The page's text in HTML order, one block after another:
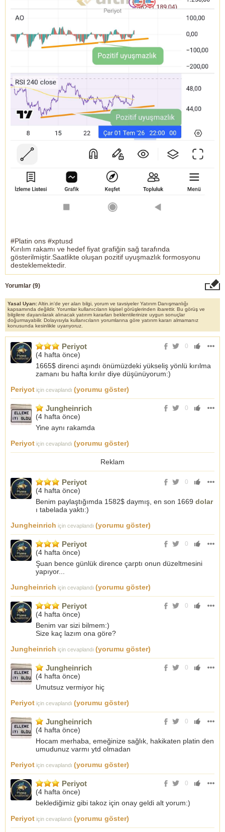
#Platin ons #xptusd
Kırılım rakamı ve hedef fiyat grafiğin sağ tarafında
gösterilmiştir.Saatlikte oluşan pozitif uyuşmazlık formosyonu
desteklemektedir.
Yorumlar (9)
Yasal Uyarı:Altin.in'de yer alan bilgi, yorum ve tavsiyeler Yatırım Danışmanlığı
kapsamında değildir. Yorumlar kullanıcıların kişisel görüşlerinden ibarettir. Bu görüş ve
bilgilere dayanılarak alınacak yatırım kararları beklentilerinize uygun sonuçlar
doğurmayabilir. Dolayısıyla kullanıcıların yorumlarına göre yatırım kararı almamanız
konusunda kesinlikle uyarıyoruz.
0
Periyot
(4 hafta önce)
1665$ direnci aşındı önümüzdeki yükseliş yönlü kırılma
zamanı bu hafta kırılır diye düşünüyorum:)
Periyot için cevaplandı (yorumu göster)
0
Jungheinrich
(4 hafta önce)
Yine aynı rakamda
Periyot için cevaplandı (yorumu göster)
Reklam
0
Periyot
(4 hafta önce)
Benim paylaştığımda 1582$ daymış, en son 1669 dolar
ı tabelada yaktı:)
Jungheinrich için cevaplandı (yorumu göster)
0
Periyot
(4 hafta önce)
Şuan bence günlük dirence çarptı onun düzeltmesini
yapıyor...
Jungheinrich için cevaplandı (yorumu göster)
0
Periyot
(4 hafta önce)
Benim var sizi bilmem:)
Size kaç lazım ona göre?
Jungheinrich için cevaplandı (yorumu göster)
0
Jungheinrich
(4 hafta önce)
Umutsuz vermiyor hiç
Periyot için cevaplandı (yorumu göster)
0
Jungheinrich
(4 hafta önce)
Hocam merhaba, emeğinize sağlık, hakikaten platin den
umudunuz varmı ytd olmadan
Periyot için cevaplandı (yorumu göster)
0
Periyot
(4 hafta önce)
beklediğimiz gibi takoz için onay geldi alt yorum:)
Periyot için cevaplandı (yorumu göster)